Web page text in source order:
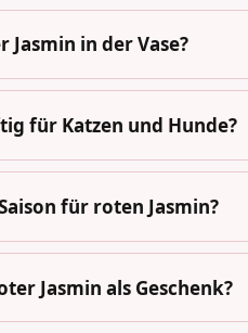
in der Vase?
für Katzen und Hunde?
für roten Jasmin?
Jasmin als Geschenk?